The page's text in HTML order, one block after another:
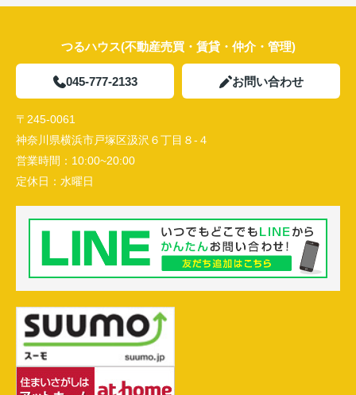
つるハウス(不動産売買・賃貸・仲介・管理)
045-777-2133 お問い合わせ
〒245-0061
神奈川県横浜市戸塚区汲沢６丁目８-４
営業時間： 10:00~20:00
定休日： 水曜日